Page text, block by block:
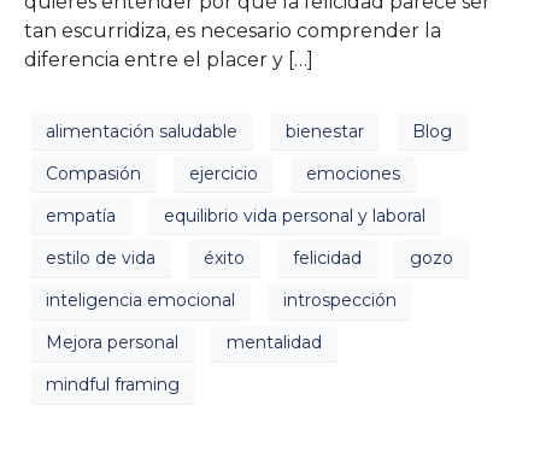
tan escurridiza, es necesario comprender la
diferencia entre el placer y […]
alimentación saludable bienestar
Blog
Compasión
ejercicio
emociones
empatía
equilibrio vida personal y laboral
estilo de vida
éxito felicidad
gozo
inteligencia emocional
introspección
Mejora personal
mentalidad
mindful framing